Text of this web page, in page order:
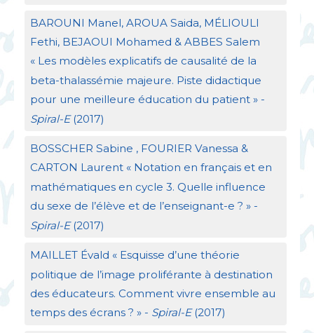
BAROUNI Manel, AROUASaida, MÉLIOULI
Fethi, BEJAOUI Mohamed & ABBES Salem
« Les modèles explicatifs de causalité de la
beta-thalassémie majeure. Piste didactique
pour une meilleure éducation du patient » -
Spiral-E(2017)
BOSSCHER Sabine , FOURIER Vanessa &
CARTON Laurent « Notation en français et en
mathématiques en cycle 3. Quelle influence
du sexe de l’élève et de l’enseignant-e ? » -
Spiral-E(2017)
MAILLETÉvald « Esquisse d’une théorie
politique de l’image proliférante à destination
des éducateurs. Comment vivre ensemble au
temps des écrans ? » - Spiral-E(2017)